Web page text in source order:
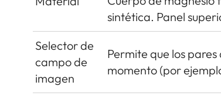
sintética. Panel
Selector de
campo de
imagen
Permite que los
momento (por